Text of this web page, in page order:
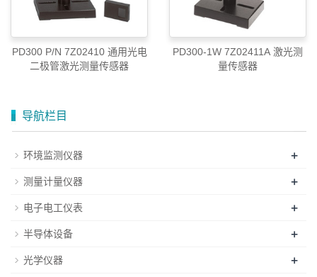
PD300 P/N 7Z02410 通用光电
二极管激光测量传感器
PD300-1W 7Z02411A 激光测
量传感器
导航栏目
环境监测仪器 +
测量计量仪器 +
电子电工仪表 +
半导体设备 +
光学仪器 +